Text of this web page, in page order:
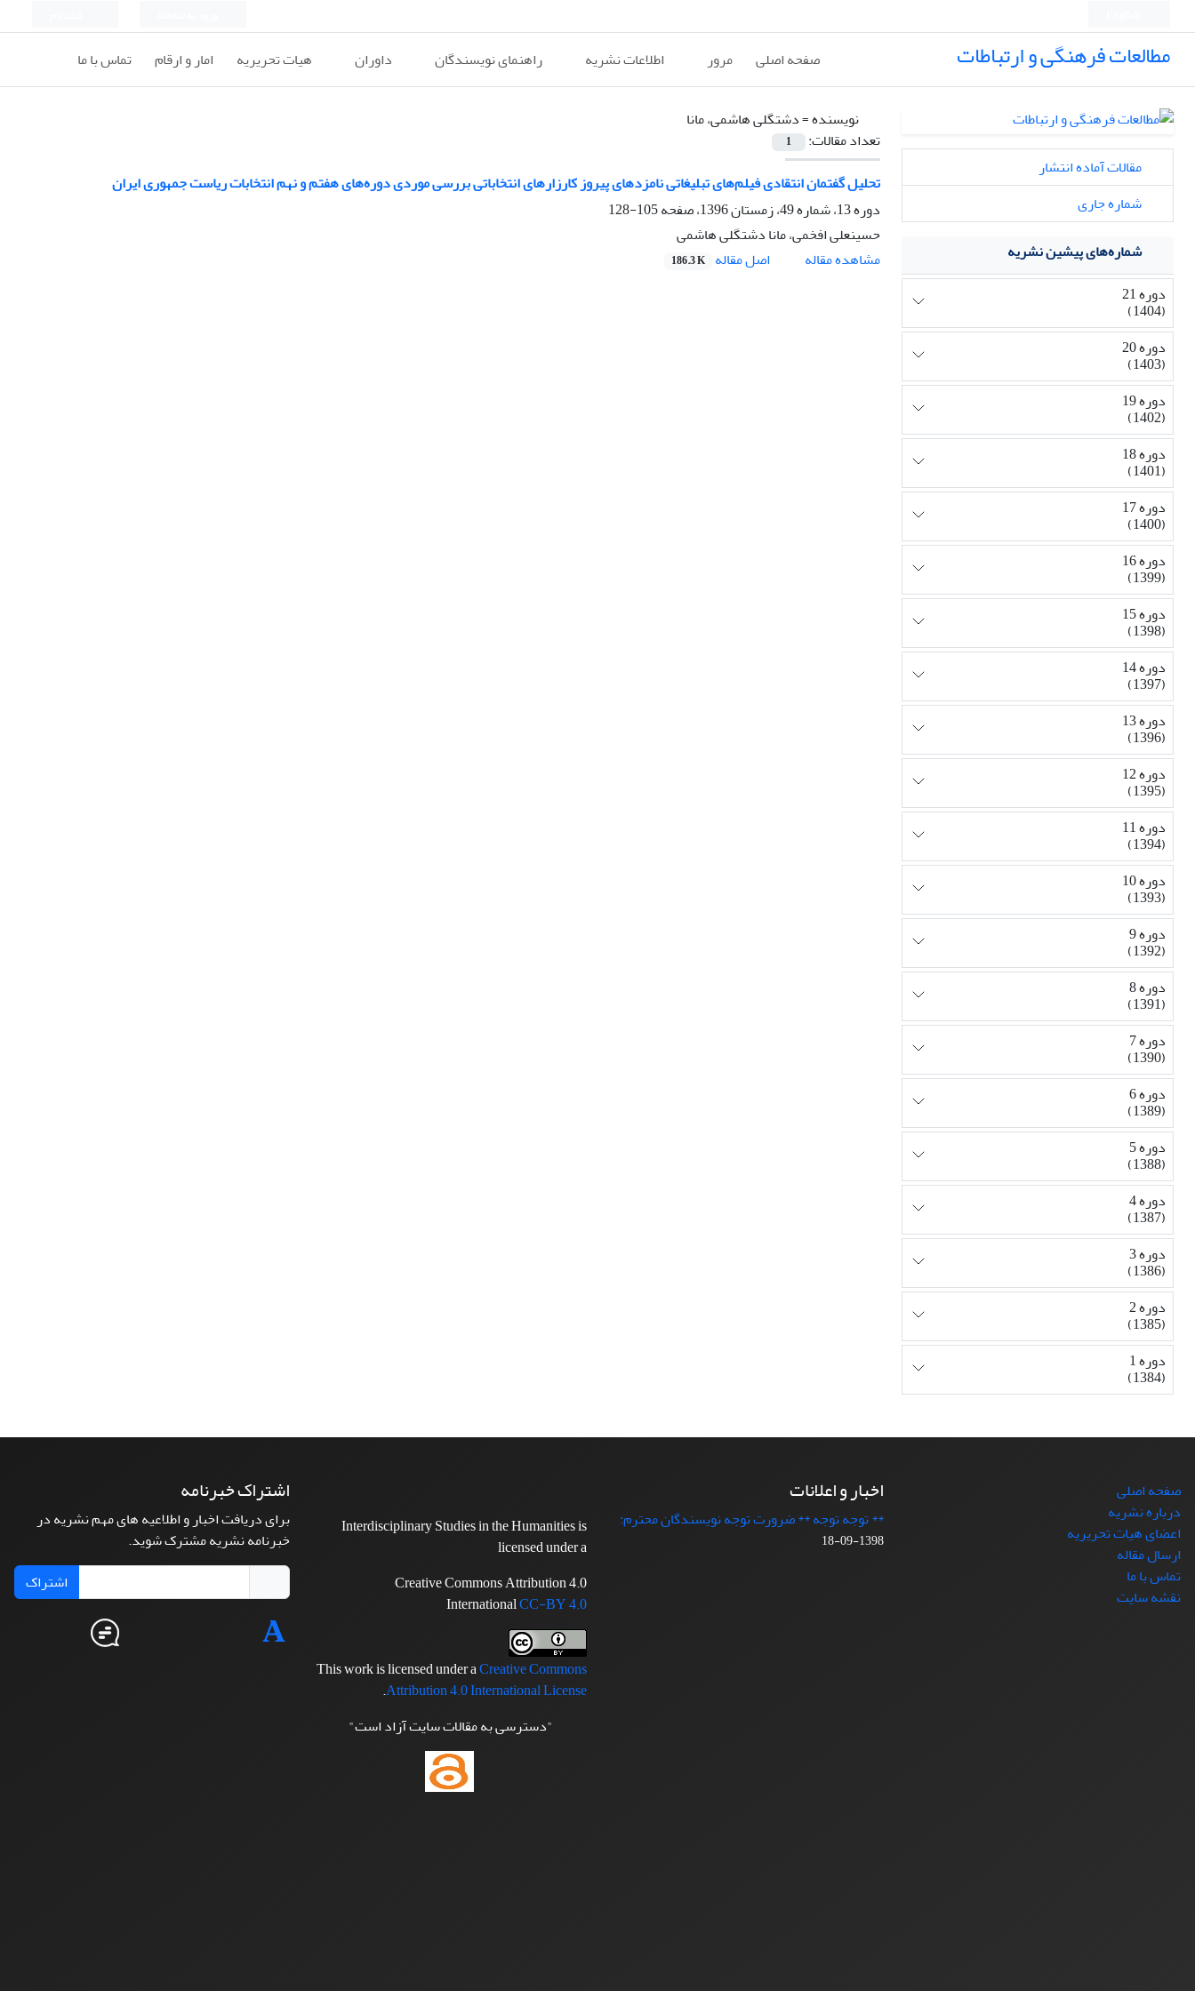
مطالعات فرهنگی و ارتباطات صفحه اصلی مرور اطلاعات نشریه راهنمای نویسندگان داوران هیات تحریریه امار و ارقام تماس با ما
نویسنده =دشتگلی هاشمی، مانا
تعداد مقالات:
1
تحلیل گفتمان انتقادی فیلم‌های تبلیغاتی نامزدهای پیروز کارزارهای انتخاباتی بررسی موردی دوره‌های هفتم و نهم انتخابات ریاست جمهوری ایران
دوره 13، شماره 49، زمستان 1396، صفحه
105-128
حسینعلی افخمی، مانا دشتگلی هاشمی
مشاهده مقاله
اصل مقاله 186.3 K
مقالات آماده انتشار
شماره جاری
شماره‌های پیشین نشریه
دوره 21
(1404)
دوره 20
(1403)
دوره 19
(1402)
دوره 18
(1401)
دوره 17
(1400)
دوره 16
(1399)
دوره 15
(1398)
دوره 14
(1397)
دوره 13
(1396)
دوره 12
(1395)
دوره 11
(1394)
دوره 10
(1393)
دوره 9
(1392)
دوره 8
(1391)
دوره 7
(1390)
دوره 6
(1389)
دوره 5
(1388)
دوره 4
(1387)
دوره 3
(1386)
دوره 2
(1385)
دوره 1
(1384)
صفحه اصلی
درباره نشریه
اعضای هیات تحریریه
ارسال مقاله
تماس با ما
نقشه سایت
اخبار و اعلانات
** توجه توجه ** ضرورت توجه نویسندگان محترم:
1398-09-18
Interdisciplinary Studies in the Humanities is
licensed under a
Creative Commons Attribution 4.0
InternationalCC-BY 4.0
This work is licensed under aCreative Commons
Attribution 4.0 International License
.
"دسترسی به مقالات سایت آزاد است"
اشتراک خبرنامه
برای دریافت اخبار و اطلاعیه های مهم نشریه در
خبرنامه نشریه مشترک شوید.
اشتراک